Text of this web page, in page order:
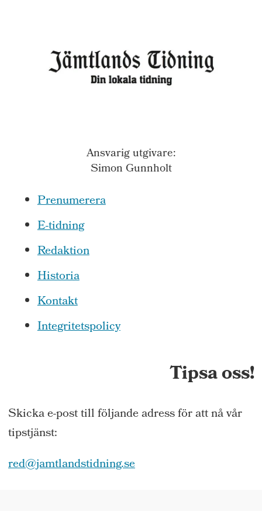
Ansvarig utgivare:
Simon Gunnholt
Prenumerera
E-tidning
Redaktion
Historia
Kontakt
Integritetspolicy
Tipsa oss!
Skicka e-post till följande adress för att nå vår
tipstjänst:
red@jamtlandstidning.se